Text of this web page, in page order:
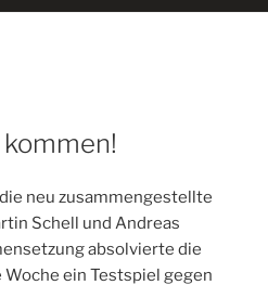
neu zusammengestellte
Schell und Andreas
absolvierte die
ein Testspiel gegen